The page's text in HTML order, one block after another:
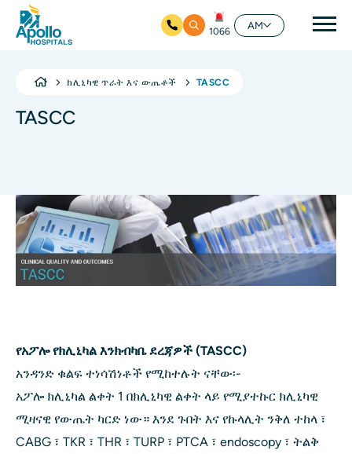
1066
AM
ክሊኒካዊ ጥራት እና ውጤቶች TASCC
TASCC
የአፖሎ የክሊኒካል እንክብካቤ ደረጃዎች (TASCC)
አንዳንድ ቁልፍ ተነሳሽነቶች የሚከተሉት ናቸው፡-
አፖሎ ክሊኒካል ልቀት 1 በክሊኒካዊ ልቀት ላይ የሚያተኩር ክሊኒካዊ
ሚዛናዊ የውጤት ካርድ ነው። እንደ ጉበት እና የኩላሊት ንቅለ ተከላ ፣
CABG ፣ TKR ፣ THR ፣ TURP ፣ PTCA ፣ endoscopy ፣ ትልቅ